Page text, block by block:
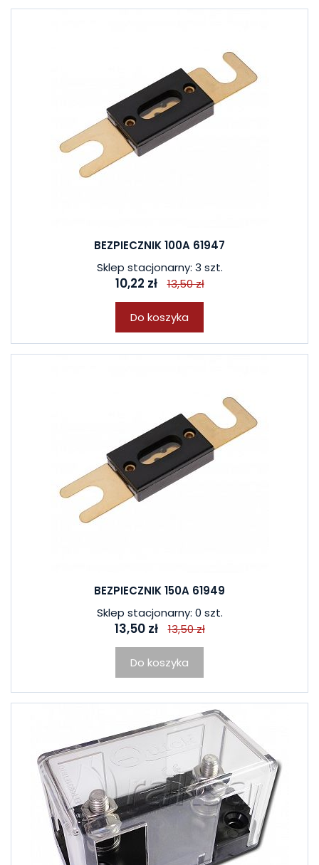
BEZPIECZNIK 100A 61947
Sklep stacjonarny: 3 szt.
10,22 zł 13,50 zł
Do koszyka
BEZPIECZNIK 150A 61949
Sklep stacjonarny: 0 szt.
13,50 zł 13,50 zł
Do koszyka